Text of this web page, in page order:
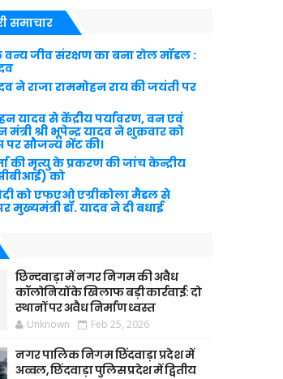
समाचार
वन्य जीव संरक्षण का बना रोल मॉडल :
ने राजा राममोहन राय की जयंती पर
यादव से केंद्रीय पर्यावरण, वन एवं
श्री भूपेन्द्र यादव ने शुक्रवार को
पर सौजन्य भेंट की।
की मृत्यु के प्रकरण की जांच केन्द्रीय
को
मोदी को एफएओ एग्रीकोला मैडल से
मुख्यमंत्री डॉ. यादव ने दी बधाई
छिन्दवाड़ा में नगर निगम की अवैध
कॉलोनियों के खिलाफ बड़ी कार्रवाई: दो
स्थानों पर अवैध निर्माण ध्वस्त
Unknown Feb 25, 2026
नगर पालिक निगम छिंदवाड़ा प्रदेश में
अव्वल, छिंदवाड़ा पुलिस प्रदेश में द्वितीय